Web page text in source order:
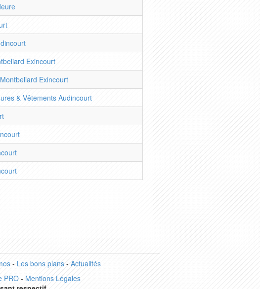
Exincourt
Exincourt
& Vêtements Audincourt
- Les bons plans- Actualités
PRO- Mentions Légales